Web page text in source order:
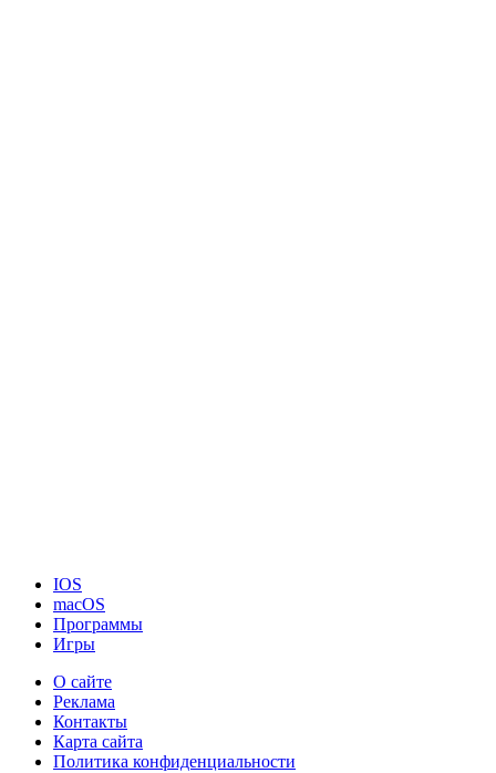
IOS
macOS
Программы
Игры
О сайте
Реклама
Контакты
Карта сайта
Политика конфиденциальности